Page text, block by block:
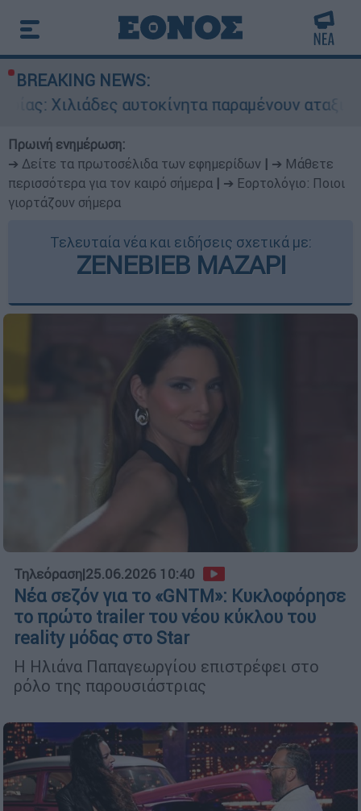
BREAKING NEWS:
αυτοκίνητα παραμένουν αταξινόμητα -
Πρωινή ενημέρωση:
➔ Δείτε τα πρωτοσέλιδα των εφημερίδων
➔ Μάθετε
περισσότερα για τον καιρό σήμερα
➔ Εορτολόγιο: Ποιοι
γιορτάζουν σήμερα
Τελευταία νέα και ειδήσεις σχετικά με:
ΖΕΝΕΒΙΕΒ ΜΑΖΑΡΙ
Τηλεόραση|25.06.2026 10:40
Νέα σεζόν για το «GNTM»: Κυκλοφόρησε
το πρώτο trailer του νέου κύκλου του
reality μόδας στο Star
Η Ηλιάνα Παπαγεωργίου επιστρέφει στο
ρόλο της παρουσιάστριας